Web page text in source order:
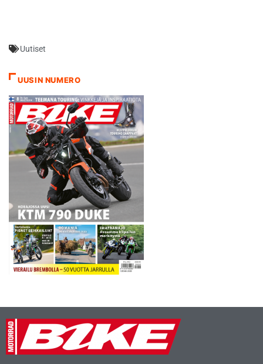
Suzuki kuskeina Tsuda, Aoki
Suzukilla oli kolmas
kierroksen voittajille
hävinneenä. Yleisön…
Uutiset
UUSIN NUMERO